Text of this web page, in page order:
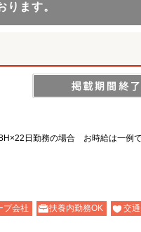
ります。
日勤務の場合 お時給は一例
プ会社 扶養内勤務OK 交